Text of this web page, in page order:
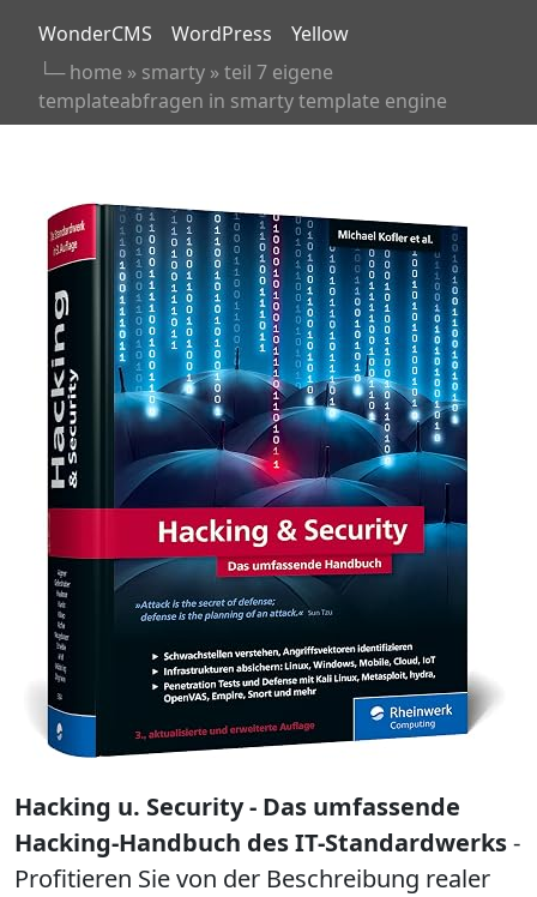
WonderCMS
WordPress
Yellow
└─home » smarty »teil 7 eigene
templateabfragen in smarty template engine
Hacking u. Security - Das umfassende
Hacking-Handbuch des IT-Standardwerks-
Profitieren Sie von der Beschreibung realer